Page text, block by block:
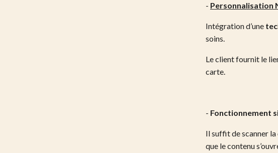
- Personnalisation
Intégration d’une
soins.
Le client fournit le
carte.
- Fonctionnement
Il suffit de scanner
que le contenu